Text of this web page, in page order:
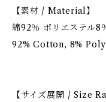
【素材 / Material】
綿92％ ポリエステル8
92% Cotton, 8%
【サイズ展開 / Size